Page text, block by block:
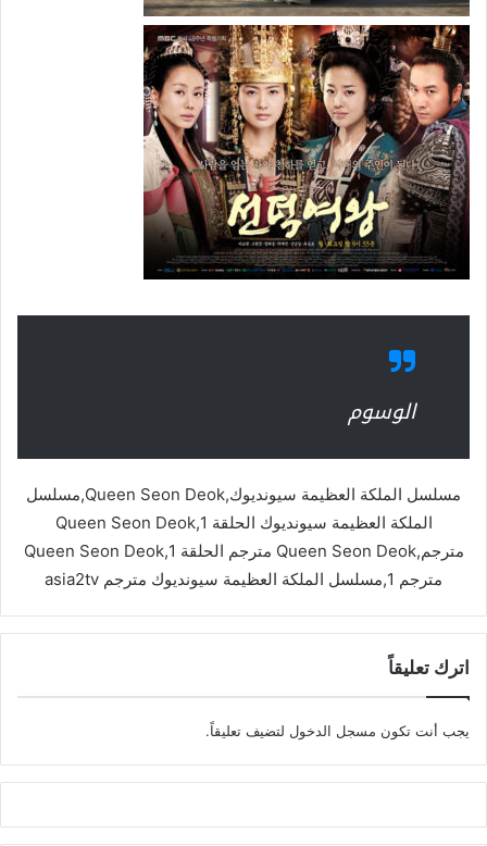
الوسوم
مسلسل الملكة العظيمة سيونديوك,Queen Seon Deok,مسلسل
الملكة العظيمة سيونديوك الحلقة 1,Queen Seon Deok
مترجم,Queen Seon Deok مترجم الحلقة 1,Queen Seon Deok
مترجم 1,مسلسل الملكة العظيمة سيونديوك مترجم asia2tv
اترك تعليقاً
يجب أنت تكون مسجل الدخول لتضيف تعليقاً.